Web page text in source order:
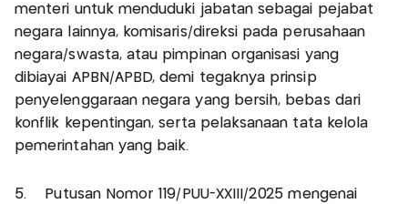
menteri untuk menduduki jabatan sebagai pejabat
negara lainnya, komisaris/direksi pada perusahaan
negara/swasta, atau pimpinan organisasi yang
dibiayai APBN/APBD, demi tegaknya prinsip
penyelenggaraan negara yang bersih, bebas dari
konflik kepentingan, serta pelaksanaan tata kelola
pemerintahan yang baik.
5. Putusan Nomor 119/PUU-XXIII/2025 mengenai